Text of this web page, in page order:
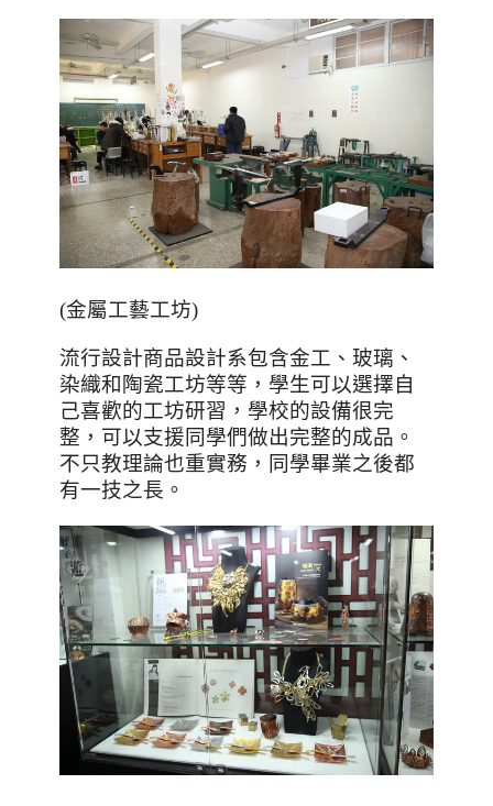
(金屬工藝工坊)
流行設計商品設計系包含金工、玻璃、
染織和陶瓷工坊等等，學生可以選擇自
己喜歡的工坊研習，學校的設備很完
整，可以支援同學們做出完整的成品。
不只教理論也重實務，同學畢業之後都
有一技之長。